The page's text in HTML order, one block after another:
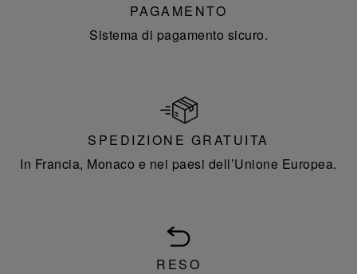
PAGAMENTO
Sistema di pagamento sicuro.
SPEDIZIONE GRATUITA
In Francia, Monaco e nei paesi dell’Unione Europea.
RESO